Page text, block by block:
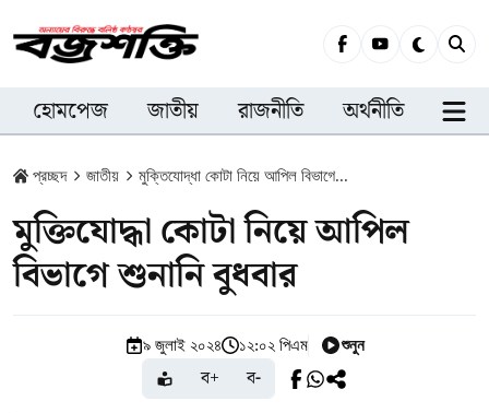
হোমপেজ জাতীয় রাজনীতি অর্থনীতি
প্রচ্ছদ জাতীয় মুক্তিযোদ্ধা কোটা নিয়ে আপিল বিভাগে...
মুক্তিযোদ্ধা কোটা নিয়ে আপিল
বিভাগে শুনানি বুধবার
৯ জুলাই ২০২৪ ১২:০২ পিএম শুনুন
ব+ ব-